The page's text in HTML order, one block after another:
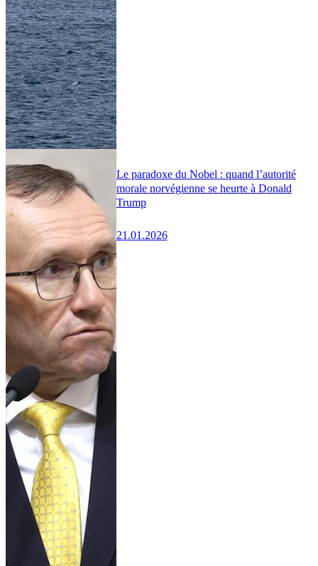
Le paradoxe du Nobel : quand l’autorité
morale norvégienne se heurte à Donald
Trump
21.01.2026